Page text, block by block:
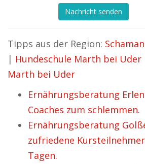
Nachricht senden
Tipps aus der Region:
| Hundeschule Marth bei Uder
Marth bei Uder
Ernährungsberatung
Coaches zum schlemmen.
Ernährungsberatung
zufriedene
Tagen.